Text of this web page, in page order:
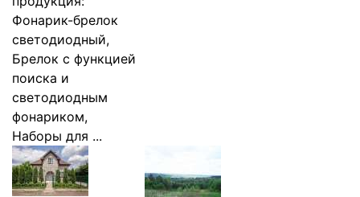
Фонарик-брелок
светодиодный,
Брелок с функцией
поиска и
светодиодным
фонариком,
Наборы для ...